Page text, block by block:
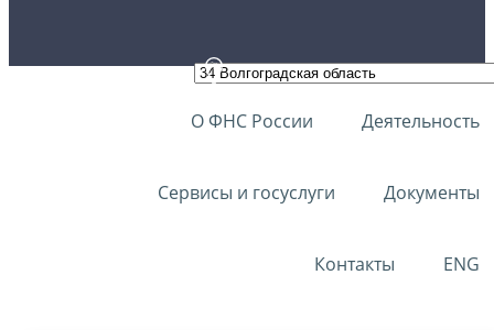
О ФНС России Деятельность
Сервисы и госуслуги Документы
Контакты ENG